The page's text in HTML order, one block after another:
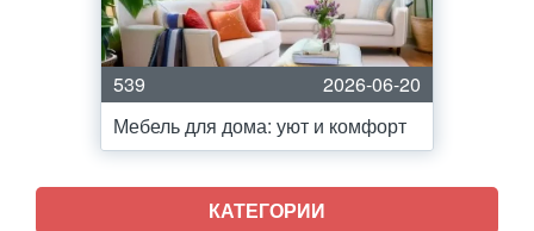
539
2026-06-20
Мебель для дома: уют и комфорт
КАТЕГОРИИ